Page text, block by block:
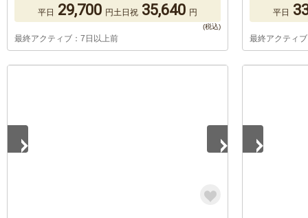
平日 29,700 円土日祝 35,640 円
最終アクティブ：7日以上前
平日
最終アクティ